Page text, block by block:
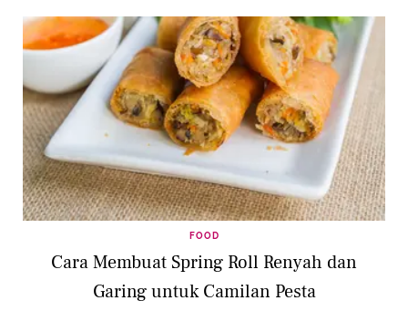
FOOD
Cara Membuat Spring Roll Renyah dan
Garing untuk Camilan Pesta